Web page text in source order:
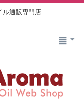
ル通販専門店